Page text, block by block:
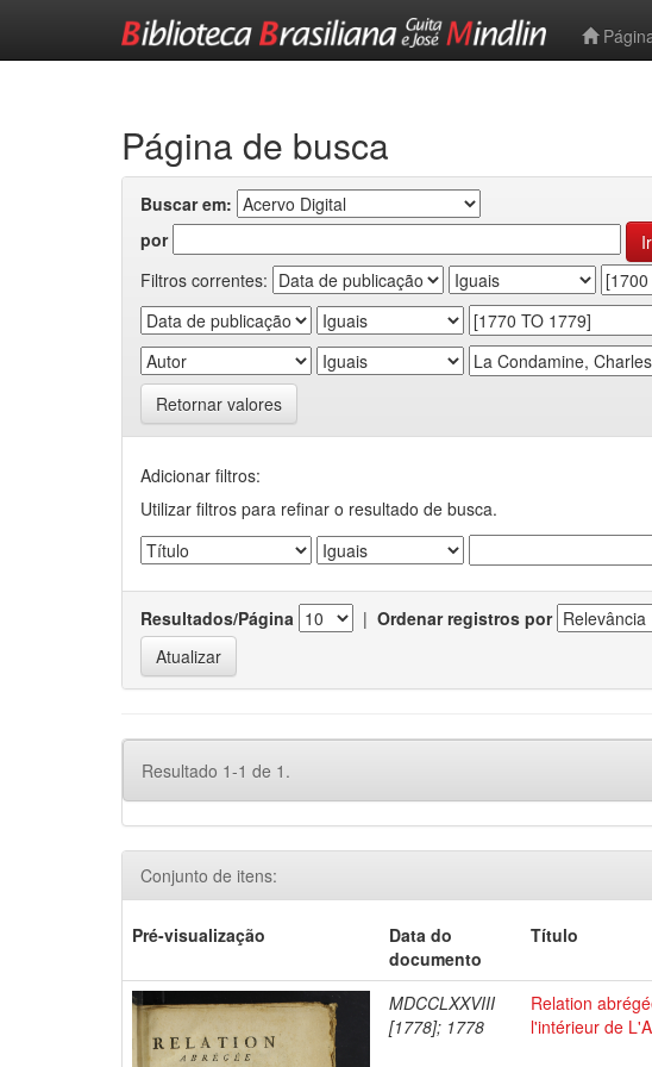
Página de busca
Buscar em:
por
Filtros correntes:
Retornar valores
Adicionar filtros:
Utilizar filtros para refinar o resultado de busca.
Resultados/Página | Ordenar registros por
Resultado 1-1 de 1.
Conjunto de itens:
Pré-visualização
Data do
documento
Título
MDCCLXXVIII
[1778]; 1778
Relation
l'intérieur de